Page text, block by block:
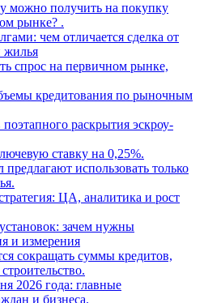
можно получить на покупку
рынке? .
чем отличается сделка от
жилья
спрос на первичном рынке,
кредитования по рыночным
раскрытия эскроу-
ставку на 0,25%.
использовать только
ЦА, аналитика и рост
зачем нужны
и измерения
сокращать суммы кредитов,
2026 года: главные
и бизнеса.